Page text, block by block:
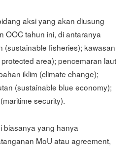
aksi yang akan diusung
OOC tahun ini, di antaranya
(sustainable fisheries); kawasan
area); pencemaran laut
iklim (climate change);
(sustainable blue economy);
security).
biasanya yang hanya
MoU atau agreement,